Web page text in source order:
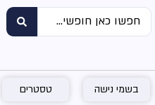
בשמי נישה טסטרים